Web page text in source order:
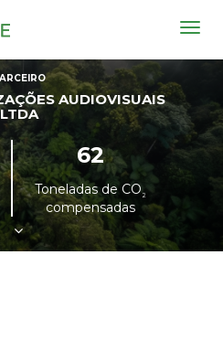
AUDIOVISUAIS
LTDA
62
Toneladas de CO²
compensadas